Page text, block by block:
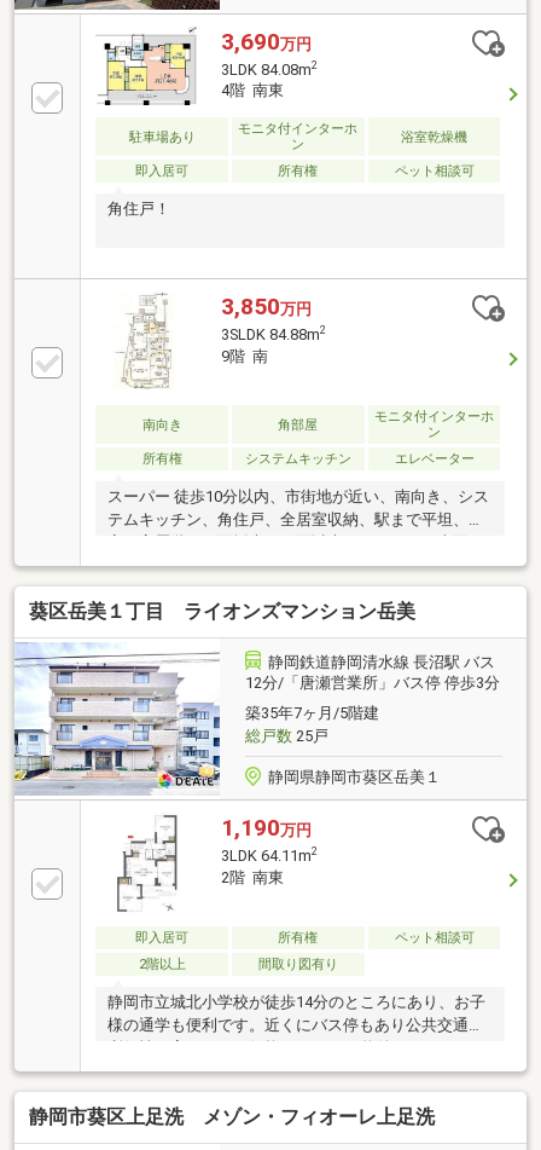
3,690万円
3LDK 84.08m2
4階 南東
駐車場あり
モニタ付インターホ
ン
浴室乾燥機
即入居可 所有権 ペット相談可
角住戸！
3,850万円
3SLDK 84.88m2
9階 南
南向き 角部屋
モニタ付インターホ
ン
所有権
システムキッチン エレベーター
スーパー 徒歩10分以内、市街地が近い、南向き、シス
テムキッチン、角住戸、全居室収納、駅まで平坦、和
ルコニー、ＴＶモニタ付インターホン、前面棟無、通
風良好、眺望良好、花火大会鑑賞、平坦地、エレベー
ター、納戸
葵区岳美１丁目 ライオンズマンション岳美
静岡鉄道静岡清水線 長沼駅 バス
12分/「唐瀬営業所」バス停 停歩3分
築35年7ヶ月/5階建
総戸数25戸
静岡県静岡市葵区岳美１
1,190万円
3LDK 64.11m2
2階 南東
即入居可 所有権
ペット相談可
2階以上
間取り図有り
静岡市立城北小学校が徒歩14分のところにあり、お子
様の通学も便利です。近くにバス停もあり公共交通の
ある豊かな生活を。ニーズのある南東向きの物件で、
快適な生活をおくることができます。3LDKの物件で
す。
静岡市葵区上足洗 メゾン・フィオーレ上足洗